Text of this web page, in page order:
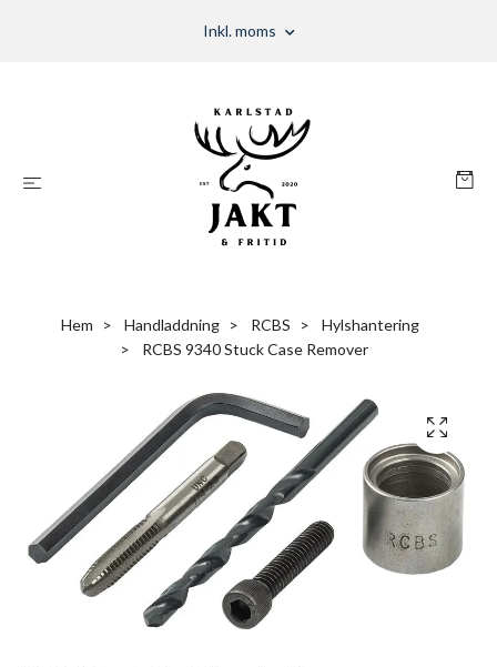
Inkl. moms
Hem Handladdning RCBS
Hylshantering
RCBS 9340 Stuck Case Remover